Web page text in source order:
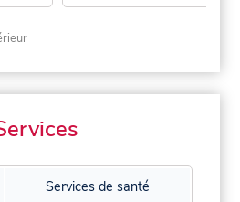
Services de santé